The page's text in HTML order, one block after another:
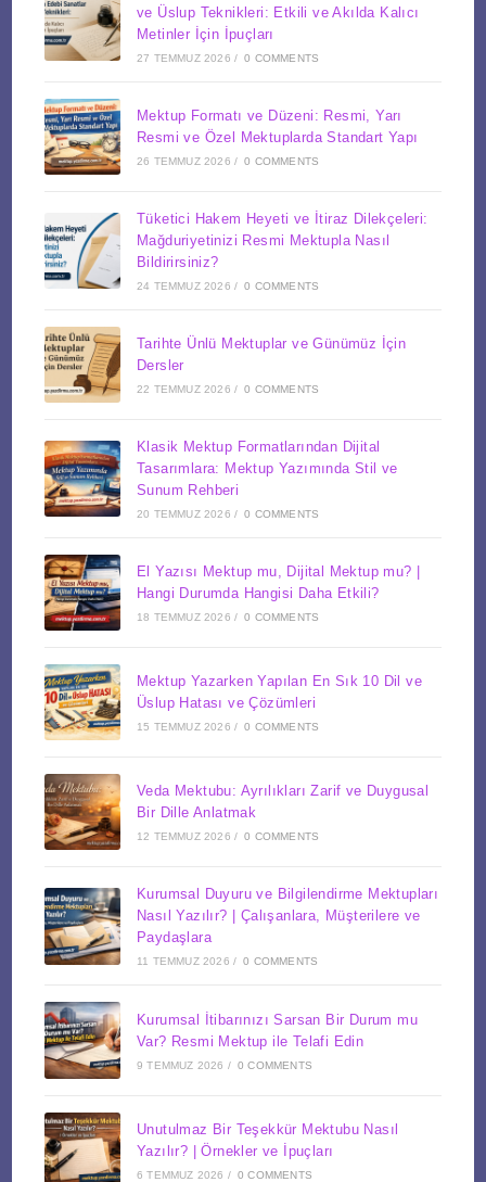
ve Üslup Teknikleri: Etkili ve Akılda Kalıcı
Metinler İçin İpuçları
27 TEMMUZ 2026 / 0 COMMENTS
Mektup Formatı ve Düzeni: Resmi, Yarı
Resmi ve Özel Mektuplarda Standart Yapı
26 TEMMUZ 2026 / 0 COMMENTS
Tüketici Hakem Heyeti ve İtiraz Dilekçeleri:
Mağduriyetinizi Resmi Mektupla Nasıl
Bildirirsiniz?
24 TEMMUZ 2026 / 0 COMMENTS
Tarihte Ünlü Mektuplar ve Günümüz İçin
Dersler
22 TEMMUZ 2026 / 0 COMMENTS
Klasik Mektup Formatlarından Dijital
Tasarımlara: Mektup Yazımında Stil ve
Sunum Rehberi
20 TEMMUZ 2026 / 0 COMMENTS
El Yazısı Mektup mu, Dijital Mektup mu? |
Hangi Durumda Hangisi Daha Etkili?
18 TEMMUZ 2026 / 0 COMMENTS
Mektup Yazarken Yapılan En Sık 10 Dil ve
Üslup Hatası ve Çözümleri
15 TEMMUZ 2026 / 0 COMMENTS
Veda Mektubu: Ayrılıkları Zarif ve Duygusal
Bir Dille Anlatmak
12 TEMMUZ 2026 / 0 COMMENTS
Kurumsal Duyuru ve Bilgilendirme Mektupları
Nasıl Yazılır? | Çalışanlara, Müşterilere ve
Paydaşlara
11 TEMMUZ 2026 / 0 COMMENTS
Kurumsal İtibarınızı Sarsan Bir Durum mu
Var? Resmi Mektup ile Telafi Edin
9 TEMMUZ 2026 / 0 COMMENTS
Unutulmaz Bir Teşekkür Mektubu Nasıl
Yazılır? | Örnekler ve İpuçları
6 TEMMUZ 2026 / 0 COMMENTS